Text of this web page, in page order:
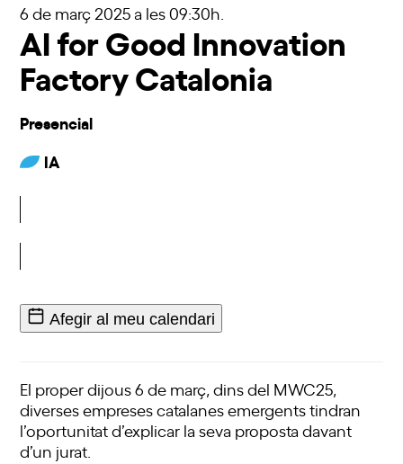
6 de març 2025a les 09:30h.
AI for Good Innovation
Factory Catalonia
Presencial
IA
Afegir al meu calendari
El proper dijous 6 de març, dins del MWC25,
diverses empreses catalanes emergents tindran
l’oportunitat d’explicar la seva proposta davant
d’un jurat.